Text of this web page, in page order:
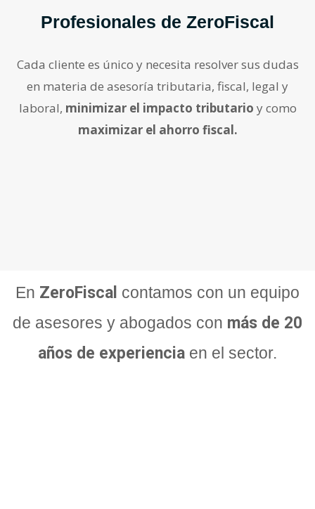
Profesionales de ZeroFiscal
Cada cliente es único y necesita resolver sus dudas
en materia de asesoría tributaria, fiscal, legal y
laboral, minimizar el impacto tributario y como
maximizar el ahorro fiscal.
En ZeroFiscal contamos con un equipo
de asesores y abogados con más de 20
años de experiencia en el sector.